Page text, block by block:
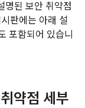
된 보안 취약점
판에는 아래 설
포함되어 있습니
약점 세부